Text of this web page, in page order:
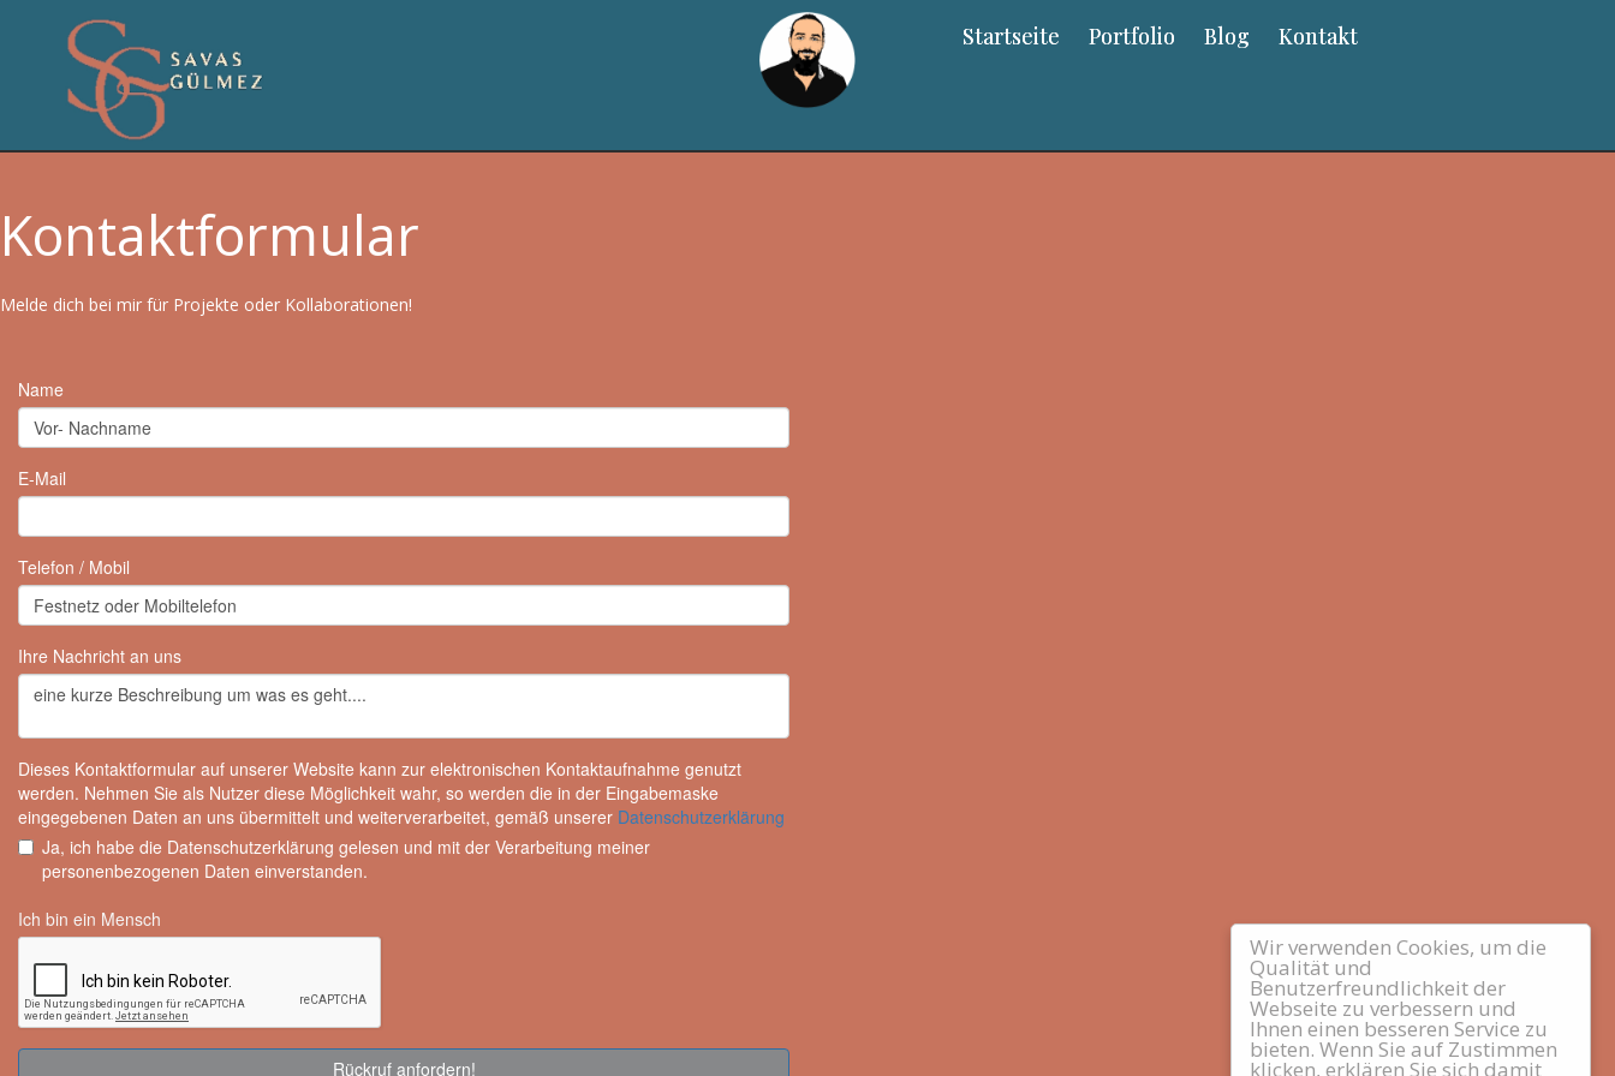
Wir verwenden Cookies, um die
Qualität und
Benutzerfreundlichkeit der
Webseite zu verbessern und
Ihnen einen besseren Service zu
bieten. Wenn Sie auf Zustimmen
klicken, erklären Sie sich damit
Startseite Portfolio Blog Kontakt
Kontakt
Melde dich bei mir für Projekte oder Kollaborationen!
Kontaktformular
Melde dich bei mir für Projekte oder Kollaborationen!